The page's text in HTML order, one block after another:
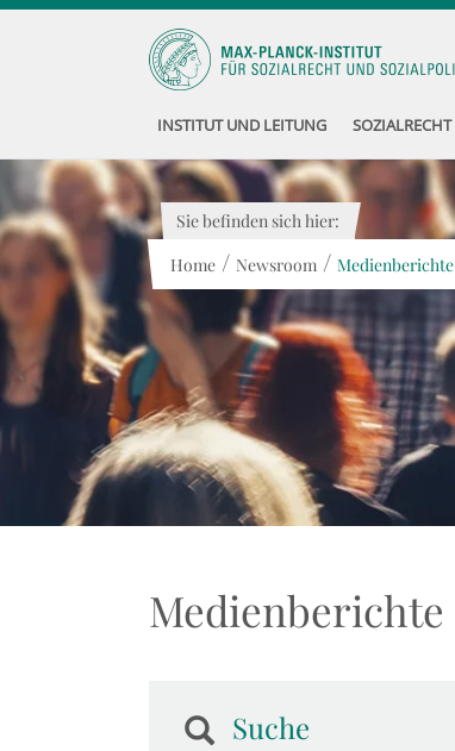
INSTITUT UND LEITUNG SOZIALRECHT
Sie befinden sich hier:
Home / Newsroom / Medienberichte
Medienberichte
Suche